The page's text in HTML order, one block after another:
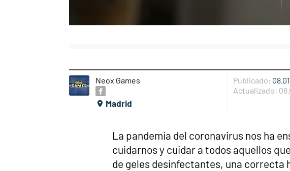
Neox Games
Madrid
Publicado:
Actualizado:
La pandemia del coronavirus nos ha
cuidarnos y cuidar a todos aquellos
de geles desinfectantes, una correcta